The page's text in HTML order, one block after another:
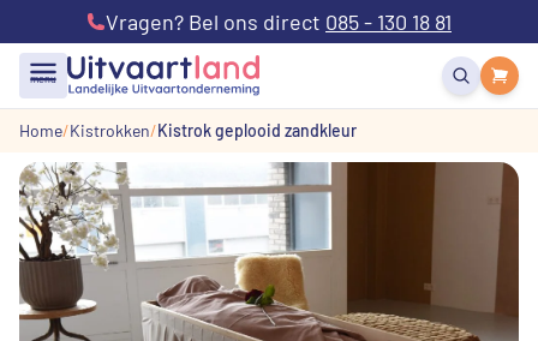
Vragen? Bel ons direct 085 - 130 18 81
menu
Home Kistrokken Kistrok geplooid zandkleur